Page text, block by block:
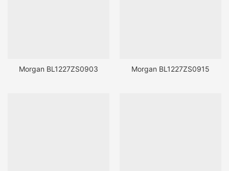
Morgan BL1227ZS0903 Morgan BL1227ZS0915